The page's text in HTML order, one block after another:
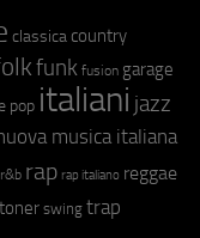
classica country
funk fusion garage
pop italiani jazz
musica italiana
r&b rap rap italiano reggae
swing trap